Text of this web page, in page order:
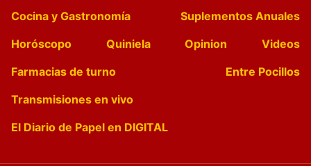
Cocina y Gastronomía
Suplementos Anuales
Horóscopo
Quiniela Opinion
Videos
Farmacias de turno
Entre Pocillos
Transmisiones en vivo
El Diario de Papel en DIGITAL